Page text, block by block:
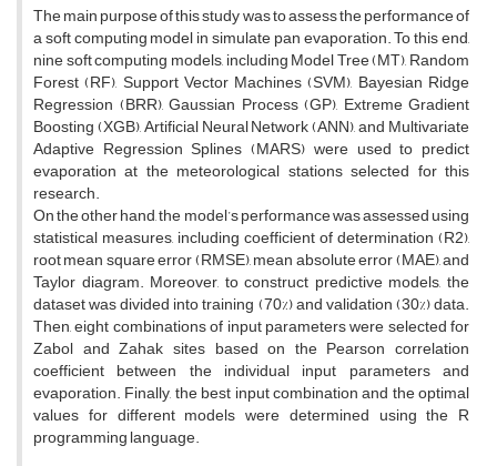
The main purpose of this study was to assess the performance of
a soft computing model in simulate pan evaporation. To this end,
nine soft computing models, including Model Tree (MT), Random
Forest (RF), Support Vector Machines (SVM), Bayesian Ridge
Regression (BRR), Gaussian Process (GP), Extreme Gradient
Boosting (XGB), Artificial Neural Network (ANN), and Multivariate
Adaptive Regression Splines (MARS) were used to predict
evaporation at the meteorological stations selected for this
research.
On the other hand, the model’s performance was assessed using
statistical measures, including coefficient of determination (R2),
root mean square error (RMSE), mean absolute error (MAE), and
Taylor diagram. Moreover, to construct predictive models, the
dataset was divided into training (70%) and validation (30%) data.
Then, eight combinations of input parameters were selected for
Zabol and Zahak sites based on the Pearson correlation
coefficient between the individual input parameters and
evaporation. Finally, the best input combination and the optimal
values for different models were determined using the R
programming language.